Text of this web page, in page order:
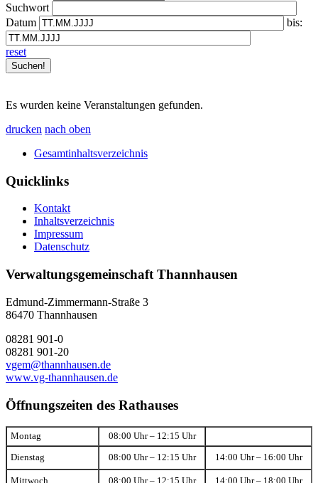
Suchwort
Datum
bis:
reset
Es wurden keine Veranstaltungen gefunden.
drucken nach oben
Gesamtinhaltsverzeichnis
Quicklinks
Kontakt
Inhaltsverzeichnis
Impressum
Datenschutz
Verwaltungsgemeinschaft Thannhausen
Edmund-Zimmermann-Straße 3
86470 Thannhausen
08281 901-0
08281 901-20
vgem@thannhausen.de
www.vg-thannhausen.de
Öffnungszeiten des Rathauses
Montag 08:00 Uhr – 12:15 Uhr
Dienstag 08:00 Uhr – 12:15 Uhr 14:00 Uhr – 16:00 Uhr